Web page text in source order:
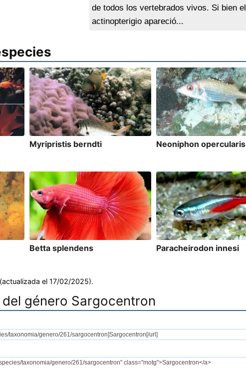
de todos los vertebrados vivos. Si bien el
actinopterigio apareció...
Myripristis berndti Neoniphon opercularis
Betta splendens Paracheirodon innesi
el 17/02/2025).
género Sargocentron